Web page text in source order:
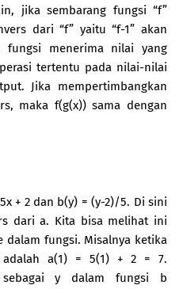
jika sembarang fungsi “f”
dari “f” yaitu “f-1” akan
menerima nilai yang
tertentu pada nilai-nilai
Jika mempertimbangkan
maka f(g(x)) sama dengan
+ 2 dan b(y) = (y-2)/5. Di sini
dari a. Kita bisa melihat ini
dalam fungsi. Misalnya ketika
a(1) = 5(1) + 2 = 7.
y dalam fungsi b